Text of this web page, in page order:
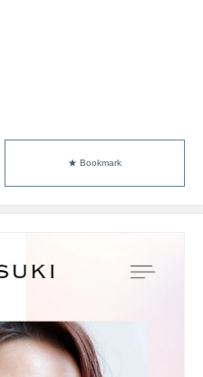
★ Bookmark